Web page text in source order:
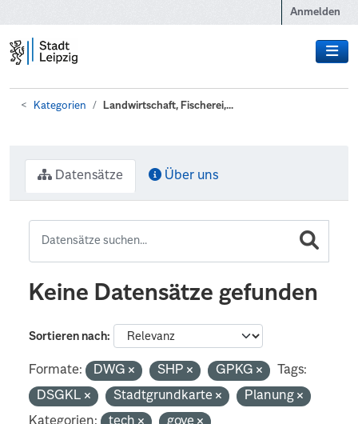
Anmelden
Kategorien Landwirtschaft, Fischerei,...
Datensätze Über uns
Keine Datensätze gefunden
Sortieren nach
Formate: DWG SHP GPKG
Tags:
DSGKL
Stadtgrundkarte
Planung
Kategorien:
tech gove